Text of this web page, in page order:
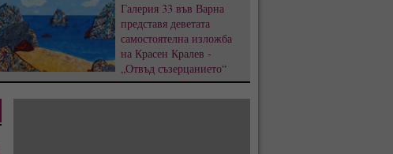
Галерия 33 във Варна
представя деветата
самостоятелна изложба
на Красен Кралев -
„Отвъд съзерцанието“